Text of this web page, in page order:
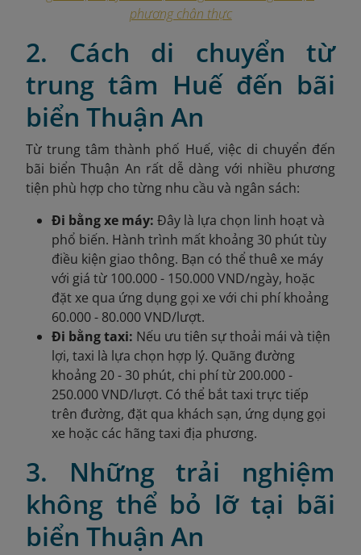
phương chân thực
2. Cách di chuyển từ
trung tâm Huế đến bãi
biển Thuận An
Từ trung tâm thành phố Huế, việc di chuyển đến
bãi biển Thuận An rất dễ dàng với nhiều phương
tiện phù hợp cho từng nhu cầu và ngân sách:
Đi bằng xe máy: Đây là lựa chọn linh hoạt và
phổ biến. Hành trình mất khoảng 30 phút tùy
điều kiện giao thông. Bạn có thể thuê xe máy
với giá từ 100.000 - 150.000 VND/ngày, hoặc
đặt xe qua ứng dụng gọi xe với chi phí khoảng
60.000 - 80.000 VND/lượt.
Đi bằng taxi: Nếu ưu tiên sự thoải mái và tiện
lợi, taxi là lựa chọn hợp lý. Quãng đường
khoảng 20 - 30 phút, chi phí từ 200.000 -
250.000 VND/lượt. Có thể bắt taxi trực tiếp
trên đường, đặt qua khách sạn, ứng dụng gọi
xe hoặc các hãng taxi địa phương.
3. Những trải nghiệm
không thể bỏ lỡ tại bãi
biển Thuận An